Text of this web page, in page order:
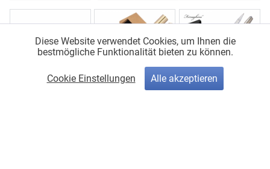
Diese Website verwendet Cookies, um Ihnen die
bestmögliche Funktionalität bieten zu können.
Cookie Einstellungen Alle akzeptieren